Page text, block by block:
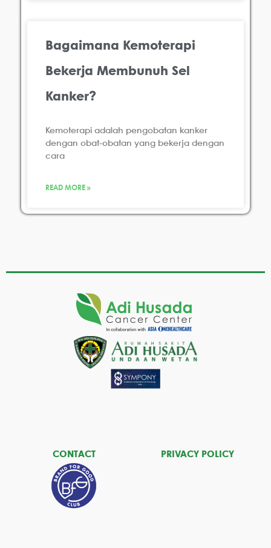
Bagaimana Kemoterapi
Bekerja Membunuh Sel
Kanker?
Kemoterapi adalah pengobatan kanker
dengan obat-obatan yang bekerja dengan
cara
READ MORE »
CONTACT PRIVACY POLICY